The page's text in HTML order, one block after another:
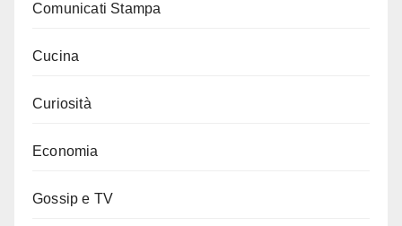
Comunicati Stampa
Cucina
Curiosità
Economia
Gossip e TV